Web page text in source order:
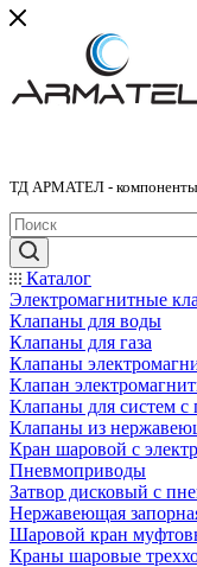
ТД АРМАТЕЛ - компоненты
Каталог
Электромагнитные
Клапаны для воды
Клапаны для газа
Клапаны
Клапан
Клапаны для систем
Клапаны из
Кран шаровой с
Пневмоприводы
Затвор дисковый с
Нержавеющая
Шаровой кран
Краны шаровые